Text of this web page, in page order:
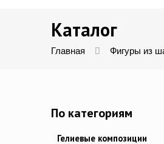
Каталог
Главная Фигуры из
По категориям
Гелиевые композиции